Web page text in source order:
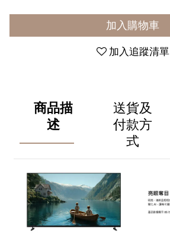
加入購物車
加入追蹤清單
商品描
述
送貨及
付款方
式